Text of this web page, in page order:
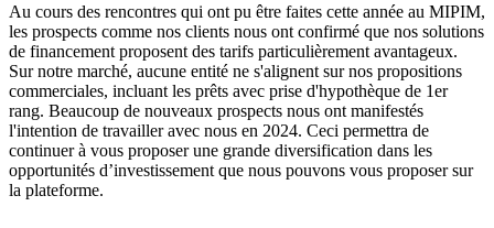
Au cours des rencontres qui ont pu être faites cette année au MIPIM,
les prospects comme nos clients nous ont confirmé que nos solutions
de financement proposent des tarifs particulièrement avantageux.
Sur notre marché, aucune entité ne s'alignent sur nos propositions
commerciales, incluant les prêts avec prise d'hypothèque de 1er
rang. Beaucoup de nouveaux prospects nous ont manifestés
l'intention de travailler avec nous en 2024. Ceci permettra de
continuer à vous proposer une grande diversification dans les
opportunités d’investissement que nous pouvons vous proposer sur
la plateforme.